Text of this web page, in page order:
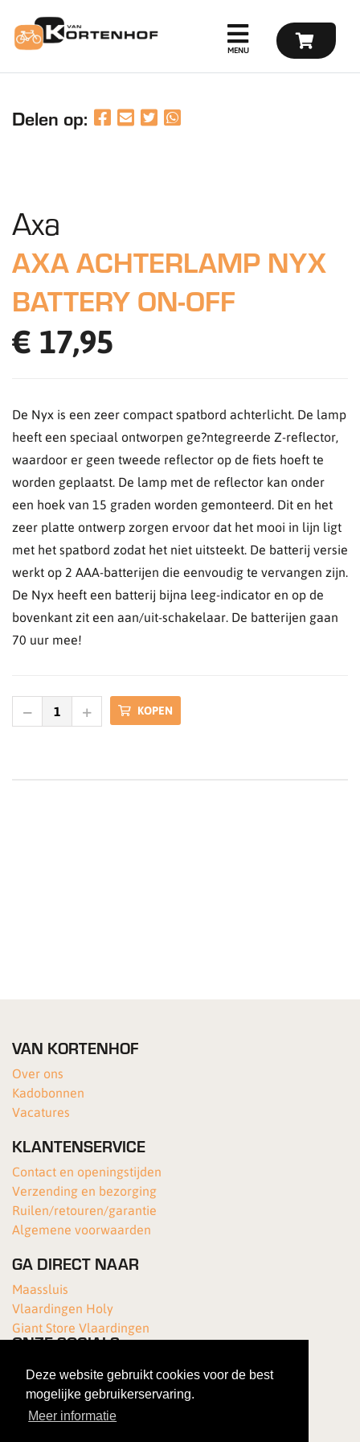
Deze website gebruikt cookies voor de best
mogelijke gebruikerservaring.
Meer informatie
Delen op:
Axa
AXA ACHTERLAMP NYX
BATTERY ON-OFF
€ 17,95
De Nyx is een zeer compact spatbord achterlicht. De lamp
heeft een speciaal ontworpen ge?ntegreerde Z-reflector,
waardoor er geen tweede reflector op de fiets hoeft te
worden geplaatst. De lamp met de reflector kan onder
een hoek van 15 graden worden gemonteerd. Dit en het
zeer platte ontwerp zorgen ervoor dat het mooi in lijn ligt
met het spatbord zodat het niet uitsteekt. De batterij versie
werkt op 2 AAA-batterijen die eenvoudig te vervangen zijn.
De Nyx heeft een batterij bijna leeg-indicator en op de
bovenkant zit een aan/uit-schakelaar. De batterijen gaan
70 uur mee!
KOPEN
VAN KORTENHOF
Over ons
Kadobonnen
Vacatures
KLANTENSERVICE
Contact en openingstijden
Verzending en bezorging
Ruilen/retouren/garantie
Algemene voorwaarden
GA DIRECT NAAR
Maassluis
Vlaardingen Holy
Giant Store Vlaardingen
ONZE SOCIALS